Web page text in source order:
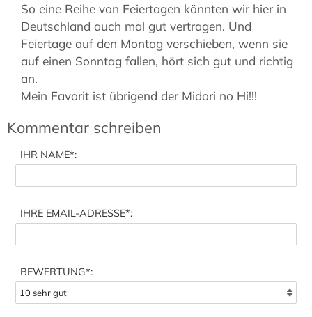
So eine Reihe von Feiertagen könnten wir hier in
Deutschland auch mal gut vertragen. Und
Feiertage auf den Montag verschieben, wenn sie
auf einen Sonntag fallen, hört sich gut und richtig
an.
Mein Favorit ist übrigend der Midori no Hi!!!
Kommentar schreiben
IHR NAME*:
IHRE EMAIL-ADRESSE*:
BEWERTUNG*: